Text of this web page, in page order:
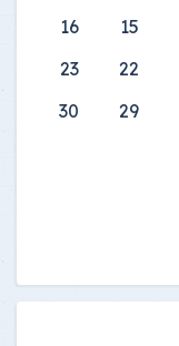
15
16
22
23
29
30